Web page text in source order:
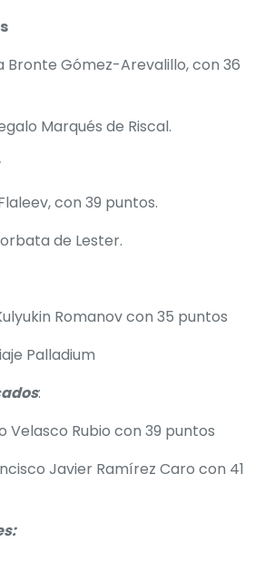
Bronte Gómez-Arevalillo, con 36
Marqués de Riscal.
con 39 puntos.
de Lester.
Romanov con 35 puntos
Palladium
:
Velasco Rubio con 39 puntos
Javier Ramírez Caro con 41